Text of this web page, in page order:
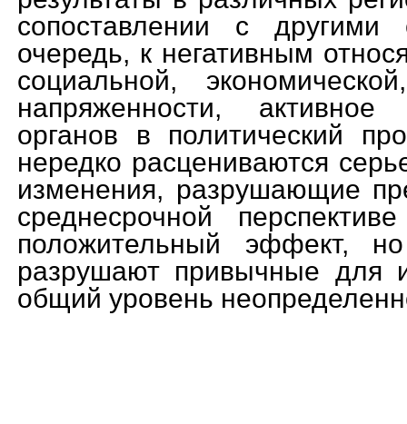
сопоставлении с
очередь, к негативным
социальной,
напряженности, активное
органов в политический
нередко расцениваются
изменения, разрушающие
среднесрочной
положительный эффект,
разрушают привычные для
общий уровень